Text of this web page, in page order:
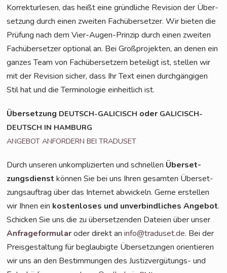
Kor­rek­tur­le­sen, das heißt eine gründ­li­che Revi­si­on der Über­
set­zung durch einen zwei­ten Fach­über­set­zer. Wir bie­ten die
Prü­fung nach dem Vier-Augen-Prin­zip durch einen zwei­ten
Fach­über­set­zer optio­nal an. Bei Groß­pro­jek­ten, an denen ein
gan­zes Team von Fach­über­set­zern betei­ligt ist, stel­len wir
mit der Revi­si­on sicher, dass Ihr Text einen durch­gän­gi­gen
Stil hat und die Ter­mi­no­lo­gie ein­heit­lich ist.
Über­set­zung DEUTSCH-GALICISCH oder GALICISCH-
DEUTSCH IN HAMBURG
ANGEBOT ANFORDERN BEI TRADUSET
Durch unse­ren unkom­pli­zier­ten und schnel­len Über­set­
zungs­dienst kön­nen Sie bei uns Ihren gesam­ten Über­set­
zungs­auf­trag über das Inter­net abwi­ckeln. Ger­ne erstel­len
wir Ihnen ein kos­ten­lo­ses und unver­bind­li­ches Ange­bot.
Schi­cken Sie uns die zu über­set­zen­den Datei­en über unser
Anfra­ge­for­mu­laroder direkt aninfo@traduset.de. Bei der
Preis­ge­stal­tung für beglau­big­te Über­set­zun­gen ori­en­tie­ren
wir uns an den Bestim­mun­gen des Jus­tiz­ver­gü­tungs- und